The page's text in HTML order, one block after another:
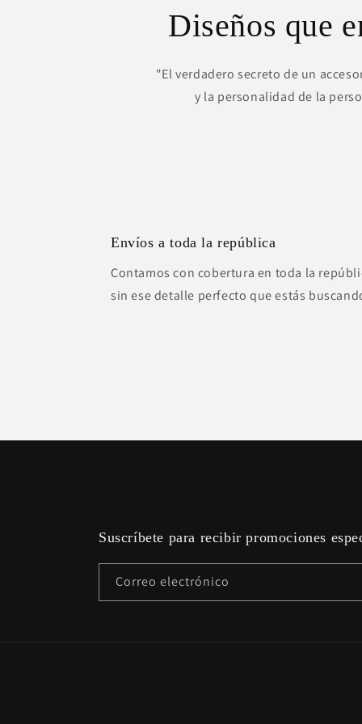
Diseños que
"El verdadero secreto de un
y la personalidad de la
Envíos a toda la república
Contamos con cobertura en toda la
sin ese detalle perfecto que estás
Suscríbete para recibir promociones
Correo electrónico